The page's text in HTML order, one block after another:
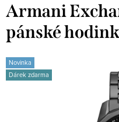
Armani
pánské
Novinka
Dárek zdarma